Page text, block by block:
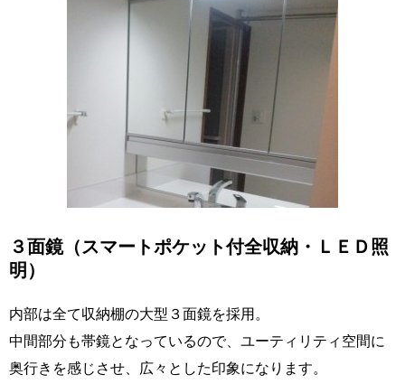
３面鏡（スマートポケット付全収納・ＬＥＤ照
明）
内部は全て収納棚の大型３面鏡を採用。
中間部分も帯鏡となっているので、ユーティリティ空間に
奥行きを感じさせ、広々とした印象になります。